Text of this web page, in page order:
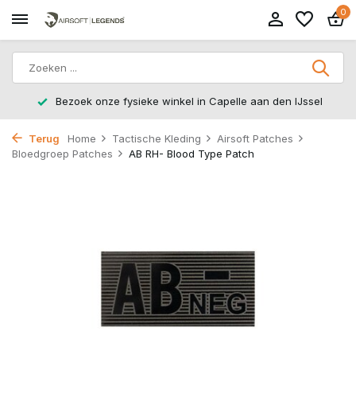
0
Bezoek onze fysieke winkel in Capelle aan den IJssel
Terug Home Tactische Kleding
Airsoft Patches
Bloedgroep Patches
AB RH- Blood Type Patch